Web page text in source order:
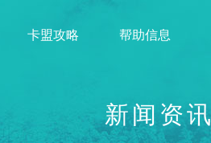
卡盟攻略 帮助信息
新闻资讯